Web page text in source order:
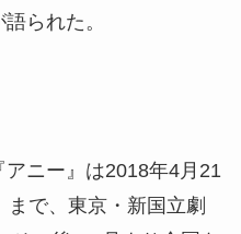
られた。
ニー』は2018年4月21
まで、東京・新国立劇